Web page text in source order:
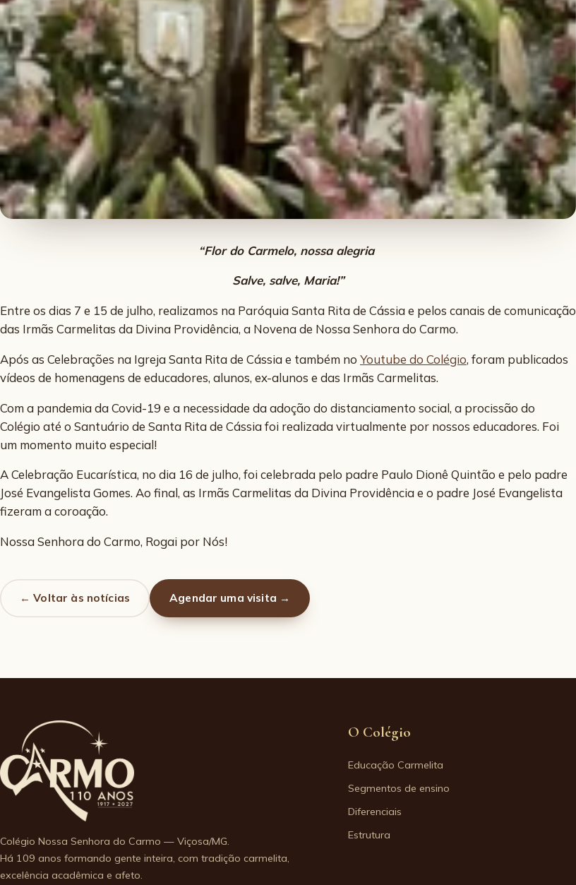
“Flor do Carmelo, nossa alegria
Salve, salve, Maria!”
Entre os dias 7 e 15 de julho, realizamos na Paróquia Santa Rita de Cássia e pelos canais de comunicação
das Irmãs Carmelitas da Divina Providência, a Novena de Nossa Senhora do Carmo.
Após as Celebrações na Igreja Santa Rita de Cássia e também no Youtube do Colégio, foram publicados
vídeos de homenagens de educadores, alunos, ex-alunos e das Irmãs Carmelitas.
Com a pandemia da Covid-19 e a necessidade da adoção do distanciamento social, a procissão do
Colégio até o Santuário de Santa Rita de Cássia foi realizada virtualmente por nossos educadores. Foi
um momento muito especial!
A Celebração Eucarística, no dia 16 de julho, foi celebrada pelo padre Paulo Dionê Quintão e pelo padre
José Evangelista Gomes. Ao final, as Irmãs Carmelitas da Divina Providência e o padre José Evangelista
fizeram a coroação.
Nossa Senhora do Carmo, Rogai por Nós!
← Voltar às notícias Agendar uma visita →
Colégio Nossa Senhora do Carmo — Viçosa/MG.
Há 109 anos formando gente inteira, com tradição carmelita,
excelência acadêmica e afeto.
O Colégio
Educação Carmelita
Segmentos de ensino
Diferenciais
Estrutura